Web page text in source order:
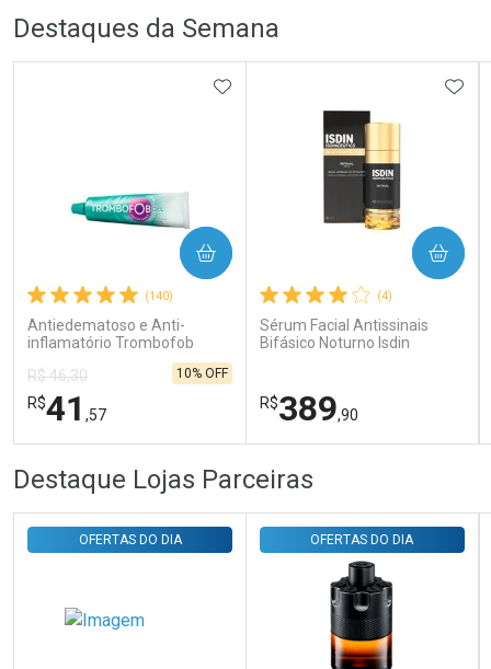
Laboratório
Comprar sem Desconto
Por R$ 31,35/cada
Por Menos
Comprar sem Desconto
Por R$ 31,35/cada
Destaques da Semana
(140)
Antiedematoso e Anti-
inflamatório Trombofob
R$ 46,30
R$41 ,57
10% OFF
ADICIONAR AOS FAVORITOS
COMPRAR
FECHAR
Laboratório
FECHAR
Por Menos
(4)
Sérum Facial Antissinais
Bifásico Noturno Isdin
R$389,90
COMPRAR
Por Menos
Destaque Lojas Parceiras
OFERTAS DO DIA OFERTAS DO DIA